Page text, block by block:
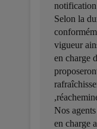
Selon la
vigueur
en charge
Nos
en charge